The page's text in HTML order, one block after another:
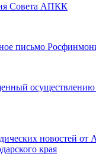
Совета АПКК
письмо
новостей от
края